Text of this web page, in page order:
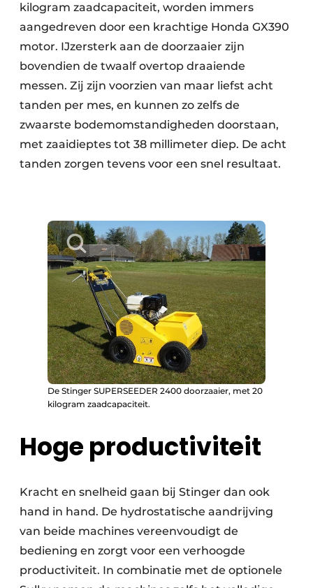
kilogram zaadcapaciteit, worden immers
aangedreven door een krachtige Honda GX390
motor. IJzersterk aan de doorzaaier zijn
bovendien de twaalf overtop draaiende
messen. Zij zijn voorzien van maar liefst acht
tanden per mes, en kunnen zo zelfs de
zwaarste bodemomstandigheden doorstaan,
met zaaidieptes tot 38 millimeter diep. De acht
tanden zorgen tevens voor een snel resultaat.
De Stinger SUPERSEEDER 2400 doorzaaier, met 20
kilogram zaadcapaciteit.
Hoge productiviteit
Kracht en snelheid gaan bij Stinger dan ook
hand in hand. De hydrostatische aandrijving
van beide machines vereenvoudigt de
bediening en zorgt voor een verhoogde
productiviteit. In combinatie met de optionele